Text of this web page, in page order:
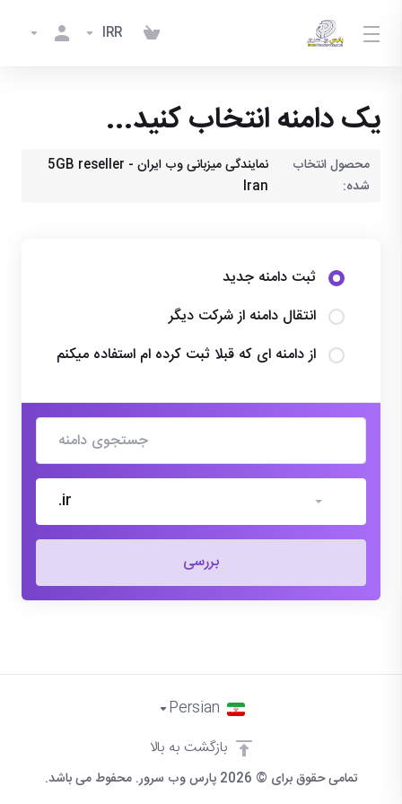
IRR
یک دامنه انتخاب کنید...
محصول انتخاب
شده:
نمایندگی میزبانی وب ایران - 5GB reseller
Iran
ثبت دامنه جدید
انتقال دامنه از شرکت دیگر
از دامنه ای که قبلا ثبت کرده ام استفاده میکنم
.ir
بررسی
تمامی حقوق برای © 2026 پارس وب سرور. محفوط می باشد.
Persian
بازگشت به بالا